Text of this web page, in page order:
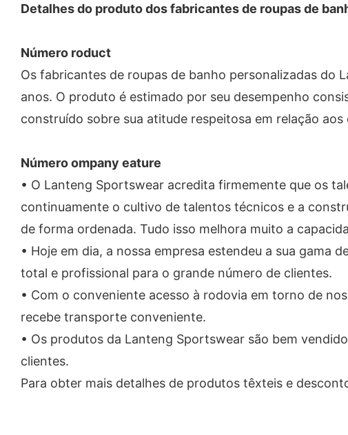
Detalhes do produto dos fabricantes de roupas de
Número roduct
Os fabricantes de roupas de banho personalizadas do
anos. O produto é estimado por seu desempenho
construído sobre sua atitude respeitosa em relação aos
Número ompany eature
• O Lanteng Sportswear acredita firmemente que os
continuamente o cultivo de talentos técnicos e a
de forma ordenada. Tudo isso melhora muito a
• Hoje em dia, a nossa empresa estendeu a sua
total e profissional para o grande número de clientes.
• Com o conveniente acesso à rodovia em torno de
recebe transporte conveniente.
• Os produtos da Lanteng Sportswear são bem
clientes.
Para obter mais detalhes de produtos têxteis e